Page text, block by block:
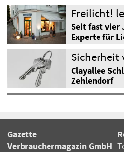
Freilicht!
Seit fast vier
Experte für
Sicherheit
Clayallee
Zehlendorf
Gazette
Verbrauchermagazin GmbH